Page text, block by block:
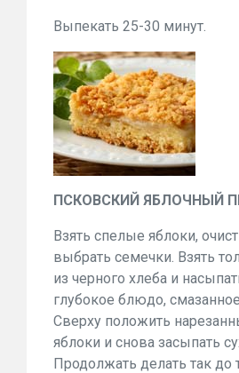
Выпекать 25-30 минут.
ПСКОВСКИЙ ЯБЛОЧНЫЙ
Взять спелые яблоки,
выбрать семечки. Взять
из черного хлеба и
глубокое блюдо,
Сверху положить
яблоки и снова засыпать
Продолжать делать так до